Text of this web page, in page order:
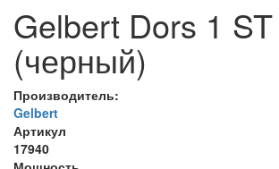
Gelbert Dors 1 ST
(черный)
Производитель:
Gelbert
Артикул
17940